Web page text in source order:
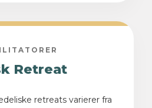
Retreat
retreats varierer fra